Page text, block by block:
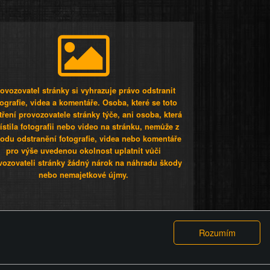
stránky si vyhrazuje právo odstranit
videa a komentáře. Osoba, které se toto
provozovatele stránky týče, ani osoba, která
fotografii nebo video na stránku, nemůže z
odstranění fotografie, videa nebo komentáře
pro výše uvedenou okolnost uplatnit vůči
stránky žádný nárok na náhradu škody
nebo nemajetkové újmy.
GDPR COOKIES